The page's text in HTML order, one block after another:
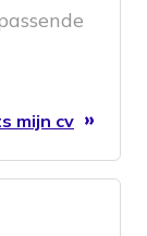
mijn cv